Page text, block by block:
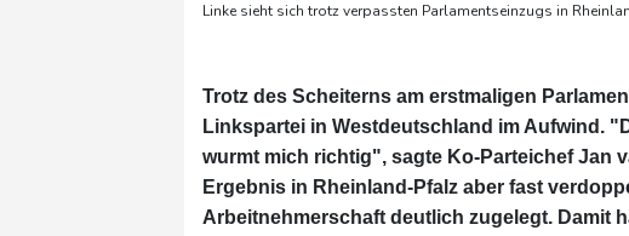
Linke sieht sich trotz verpassten Parlamentseinzugs in
Trotz des Scheiterns am erstmaligen
Linkspartei in Westdeutschland im Aufwind.
wurmt mich richtig", sagte Ko-Parteichef Jan
Ergebnis in Rheinland-Pfalz aber fast
Arbeitnehmerschaft deutlich zugelegt. Damit